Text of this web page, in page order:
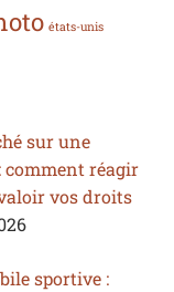
états-unis
sur une
comment réagir
vos droits
sportive :